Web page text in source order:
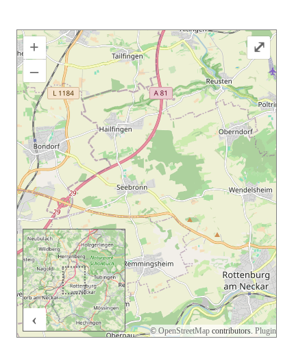
+
–
©OpenStreetMap contributors. Plugin
2 km
‹
⤢